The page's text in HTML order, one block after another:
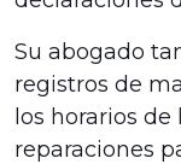
Su abogado
registros de
los horarios
reparaciones